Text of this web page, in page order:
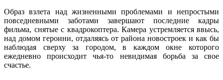
Образ взлета над жизненными проблемами и непростыми
повседневными заботами завершают последние кадры
фильма, снятые с квадрокоптера. Камера устремляется ввысь,
над домом героини, отдаляясь от района новостроек и как бы
наблюдая сверху за городом, в каждом окне которого
ежедневно происходит чья-то невидимая борьба за свое
счастье.